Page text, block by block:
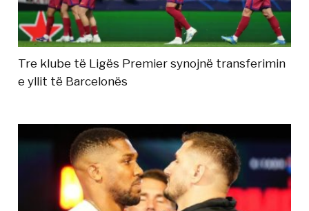
Tre klube të Ligës Premier synojnë transferimin
e yllit të Barcelonës